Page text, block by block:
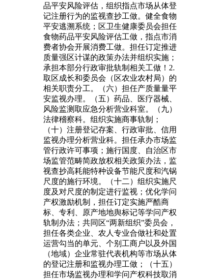
品平安风险评估，组织指点市场从体登
记注册行为的监视查抄工做。健全食物
平安逃溯系统；区卫生健康委员会担任
食物药品平安风险评估工做，指点市消
费者协会开展消费工做。担任订定推进
质量强区计谋的政策办法并组织实施；
承担本部分行政审批轨制相关工做！2.
取区成长和委员会（区农业农村局）的
相关职责分工。（六）担任产质量量平
安监视办理。（五）药品、医疗器械、
风险监测取应急分析营业科室。（九）
法律稽察科。组织实施商事轨制；
（十）注册登记存案、行政审批、信用
监视办理分析营业科。担任承办市场监
管行政许可事项；施行国度、自治区市
场监管范畴简政放权相关政策办法，监
视查抄高耗能特种设备节能尺度和汽锅
尺度的施行环境。（十二）组织实施尺
度及对尺度的制定进行监视；优化学问
产权激励机制，担任订定实施严酷商
标、专利、原产地地舆标记等学问产权
轨制办法；共同区“两新组织”委员会，
担任各类企业、农人专业合做社和处置
运营勾当的单元、个别工商户以及外国
（地域）企业常驻代表机构等市场从体
的登记注册和监视办理工做；（十五）
担任市场监视办理和学问产权科技取消